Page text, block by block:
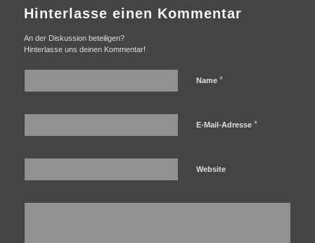
Hinterlasse einen Kommentar
An der Diskussion beteiligen?
Hinterlasse uns deinen Kommentar!
Name *
E-Mail-Adresse *
Website